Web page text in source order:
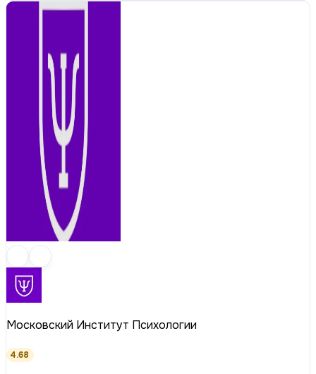
Московский Институт Психологии
4.68